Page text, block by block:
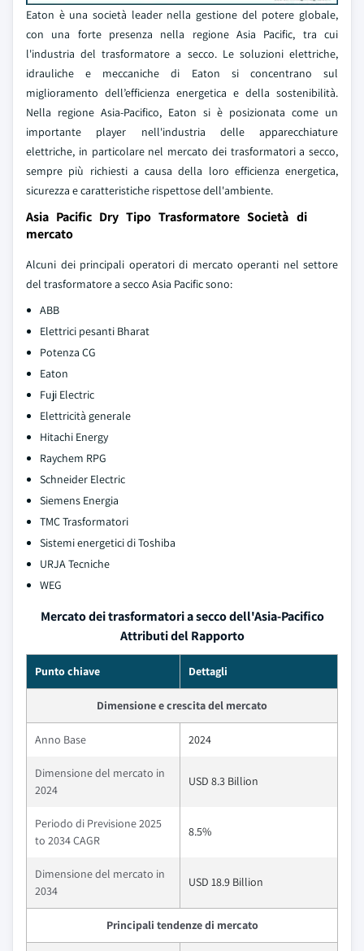
Eaton è una società leader nella gestione del potere globale,
con una forte presenza nella regione Asia Pacific, tra cui
l'industria del trasformatore a secco. Le soluzioni elettriche,
idrauliche e meccaniche di Eaton si concentrano sul
miglioramento dell’efficienza energetica e della sostenibilità.
Nella regione Asia-Pacifico, Eaton si è posizionata come un
importante player nell'industria delle apparecchiature
elettriche, in particolare nel mercato dei trasformatori a secco,
sempre più richiesti a causa della loro efficienza energetica,
sicurezza e caratteristiche rispettose dell'ambiente.
Asia Pacific Dry Tipo Trasformatore Società di
mercato
Alcuni dei principali operatori di mercato operanti nel settore
del trasformatore a secco Asia Pacific sono:
ABB
Elettrici pesanti Bharat
Potenza CG
Eaton
Fuji Electric
Elettricità generale
Hitachi Energy
Raychem RPG
Schneider Electric
Siemens Energia
TMC Trasformatori
Sistemi energetici di Toshiba
URJA Tecniche
WEG
Mercato dei trasformatori a secco dell'Asia-Pacifico
Attributi del Rapporto
Punto chiave Dettagli
Dimensione e crescita del mercato
Anno Base 2024
Dimensione del mercato in
2024
USD 8.3 Billion
Periodo di Previsione 2025
to 2034 CAGR
8.5%
Dimensione del mercato in
2034
USD 18.9 Billion
Principali tendenze di mercato